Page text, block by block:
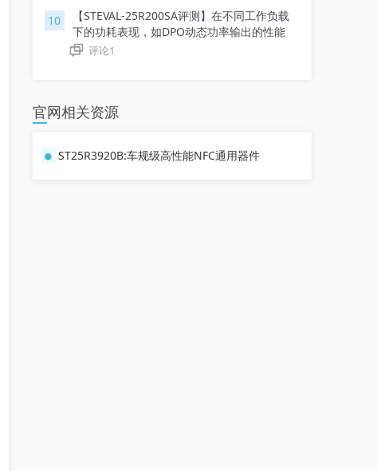
10
【STEVAL-25R200SA评测】在不同工作负载
下的功耗表现，如DPO动态功率输出的性能
评论1
官网相关资源
ST25R3920B:车规级高性能NFC通用器件